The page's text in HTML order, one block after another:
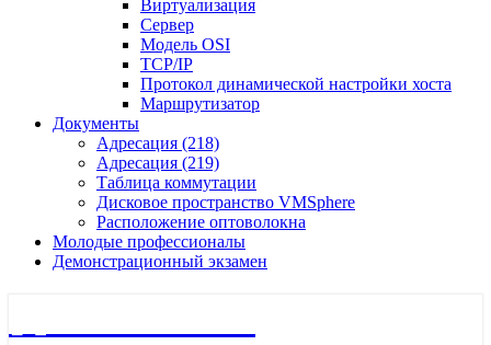
Виртуализация
Сервер
Модель OSI
TCP/IP
Протокол динамической настройки хоста
Маршрутизатор
Документы
Адресация (218)
Адресация (219)
Таблица коммутации
Дисковое пространство VMSphere
Расположение оптоволокна
Молодые профессионалы
Демонстрационный экзамен